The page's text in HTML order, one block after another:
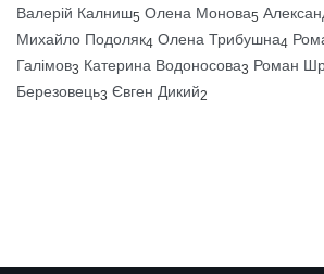
Валерій Калниш5 Олена Монова5
Михайло Подоляк4 Олена Трибушна4
Галімов3 Катерина Водоносова3 Роман
Березовець3 Євген Дикий2